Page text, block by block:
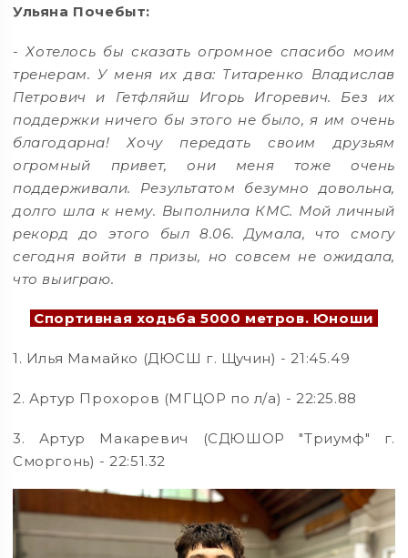
Ульяна Почебыт:
-Хотелось бы сказать огромное спасибо моим
тренерам. У меня их два: Титаренко Владислав
Петрович и Гетфляйш Игорь Игоревич. Без их
поддержки ничего бы этого не было, я им очень
благодарна! Хочу передать своим друзьям
огромный привет, они меня тоже очень
поддерживали. Результатом безумно довольна,
долго шла к нему. Выполнила КМС. Мой личный
рекорд до этого был 8.06. Думала, что смогу
сегодня войти в призы, но совсем не ожидала,
что выиграю.
Спортивная ходьба 5000 метров. Юноши
1. Илья Мамайко (ДЮСШ г. Щучин) - 21:45.49
2. Артур Прохоров (МГЦОР по л/а) - 22:25.88
3. Артур Макаревич (СДЮШОР "Триумф" г.
Сморгонь) - 22:51.32